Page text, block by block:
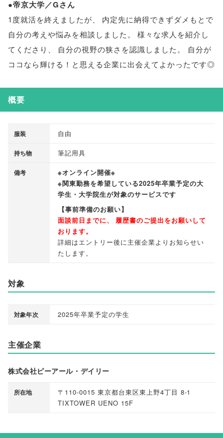
●帝京大学／Gさん
1度就活を終えましたが
内定先に納得できずダメもとで
自分の考えや悩みを相談しました 。
様々な求人を紹介し
てくださり
自分の視野の狭さを認識しました 。
自分が
ココなら輝ける！と思える企業に出会えてよかったです◎
概要
服装 自由
持ち物 筆記用具
備考
※オンライン開催※
※関東勤務を希望している2025年卒業予定の大
学生・大学院生が対象のサービスです
【事前準備のお願い】
面談前日までに、
履歴書のご提出をお願いして
おります。
詳細はエントリー後に主催企業よりお知らせい
たします。
対象
対象年次 2025年卒業予定の学生
主催企業
株式会社ピーアール・デイリー
所在地
〒110-0015 東京都台東区東上野4丁目 8-1
TIXTOWER UENO 15F